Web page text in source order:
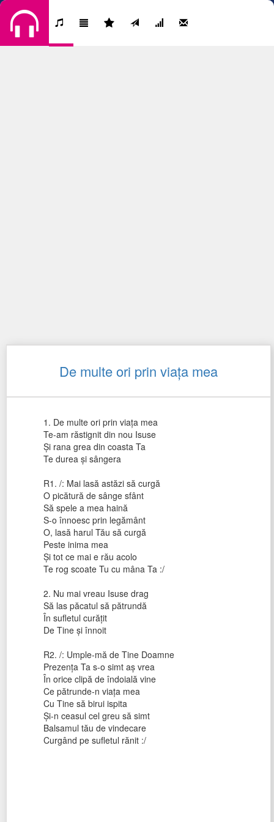
De multe ori prin viaţa mea
1. De multe ori prin viaţa mea
Te-am răstignit din nou Isuse
Şi rana grea din coasta Ta
Te durea şi sângera
R1. /: Mai lasă astăzi să curgă
O picătură de sânge sfânt
Să spele a mea haină
S-o înnoesc prin legământ
O, lasă harul Tău să curgă
Peste inima mea
Şi tot ce mai e rău acolo
Te rog scoate Tu cu mâna Ta :/
2. Nu mai vreau Isuse drag
Să las păcatul să pătrundă
În sufletul curăţit
De Tine şi înnoit
R2. /: Umple-mă de Tine Doamne
Prezenţa Ta s-o simt aş vrea
În orice clipă de îndoială vine
Ce pătrunde-n viaţa mea
Cu Tine să birui ispita
Şi-n ceasul cel greu să simt
Balsamul tău de vindecare
Curgând pe sufletul rănit :/